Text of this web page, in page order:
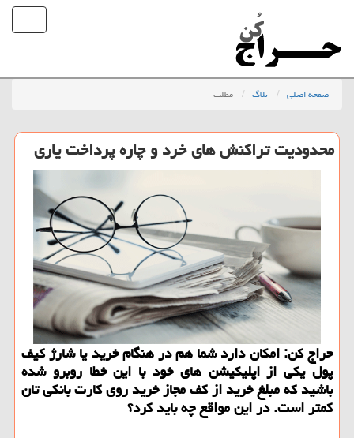
صفحه اصلی بلاگ مطلب
محدودیت تراكنش های خرد و چاره پرداخت یاری
حراج كن: امكان دارد شما هم در هنگام خرید یا شارژ كیف
پول یكی از اپلیكیشن های خود با این خطا روبرو شده
باشید كه مبلغ خرید از كف مجاز خرید روی كارت بانكی تان
كمتر است. در این مواقع چه باید كرد؟